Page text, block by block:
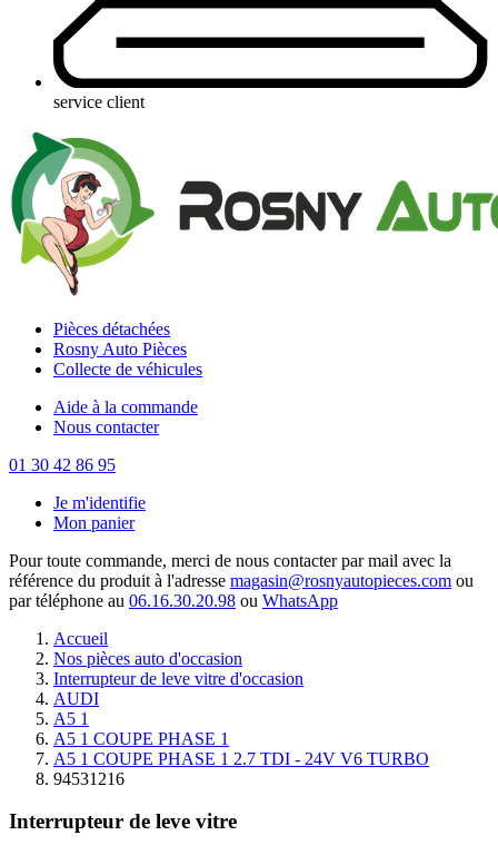
service client
Pièces détachées
Rosny Auto Pièces
Collecte de véhicules
Aide à la commande
Nous contacter
01 30 42 86 95
Je m'identifie
Mon panier
Pour toute commande, merci de nous contacter par mail avec la
référence du produit à l'adresse magasin@rosnyautopieces.com ou
par téléphone au 06.16.30.20.98 ou WhatsApp
Accueil
Nos pièces auto d'occasion
Interrupteur de leve vitre d'occasion
AUDI
A5 1
A5 1 COUPE PHASE 1
A5 1 COUPE PHASE 1 2.7 TDI - 24V V6 TURBO
94531216
Interrupteur de leve vitre